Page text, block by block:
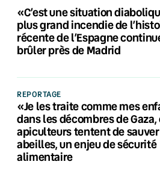
«C’est une situation
plus grand incendie de
récente de l’Espagne
brûler près de Madrid
REPORTAGE
«Je les traite comme mes
dans les décombres de Gaza,
apiculteurs tentent de
abeilles, un enjeu de sécurité
alimentaire